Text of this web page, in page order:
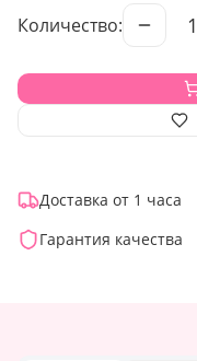
Количество: 1
Доставка от 1 часа
Гарантия качества